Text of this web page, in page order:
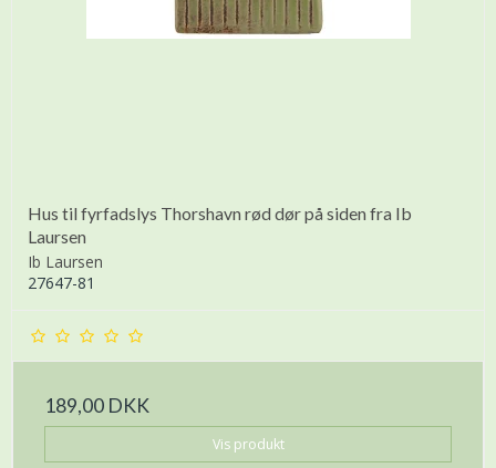
Hus til fyrfadslys Thorshavn rød dør på siden fra Ib
Laursen
Ib Laursen
27647-81
189,00 DKK
Vis produkt